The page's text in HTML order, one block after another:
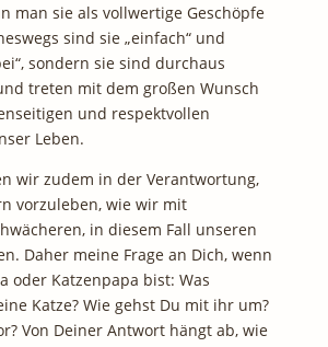
man sie als vollwertige Geschöpfe
sind sie „einfach“ und
sondern sie sind durchaus
treten mit dem großen Wunsch
und respektvollen
Leben.
wir zudem in der Verantwortung,
vorzuleben, wie wir mit
in diesem Fall unseren
Daher meine Frage an Dich, wenn
oder Katzenpapa bist: Was
Katze? Wie gehst Du mit ihr um?
Von Deiner Antwort hängt ab, wie